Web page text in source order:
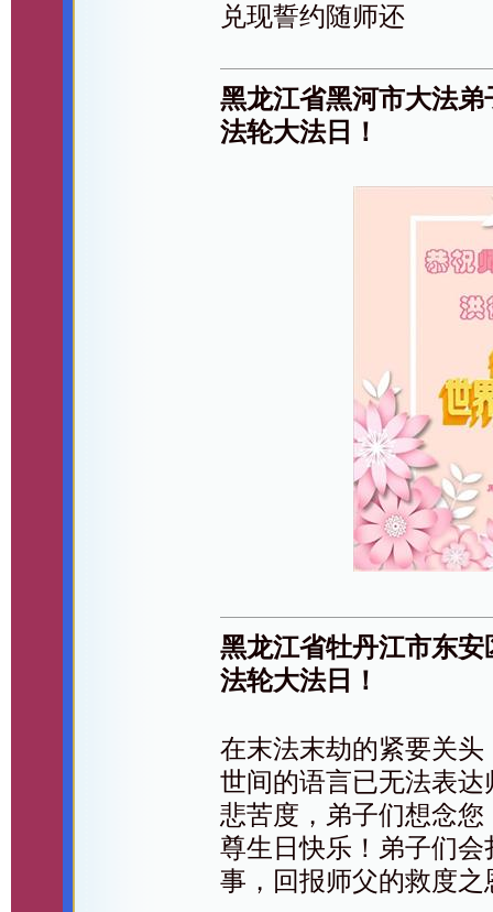
兑现誓约随师还
黑龙江省黑河市大法
法轮大法日！
黑龙江省牡丹江市东
法轮大法日！
在末法末劫的紧要关
世间的语言已无法表
悲苦度，弟子们想念
尊生日快乐！弟子们
事，回报师父的救度